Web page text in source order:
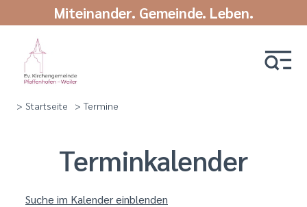
Miteinander. Gemeinde. Leben.
> Startseite > Termine
Termin­kalender
Suche im Kalender einblenden